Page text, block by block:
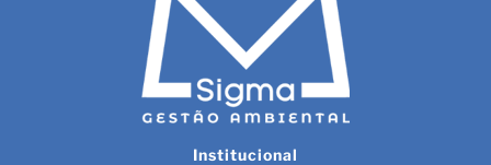
Institucional